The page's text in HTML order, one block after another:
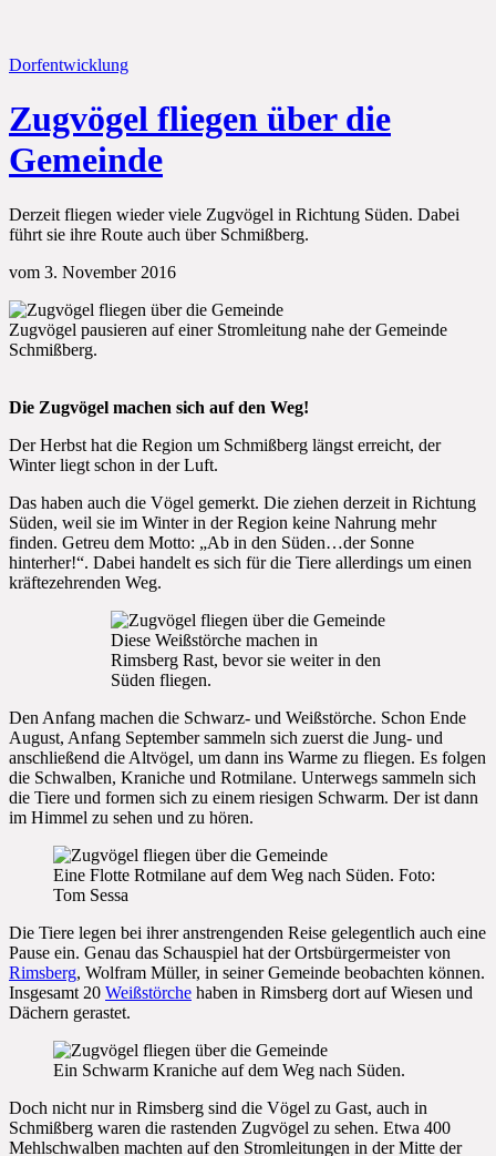
Dorfentwicklung
Zugvögel fliegen über die
Gemeinde
Derzeit fliegen wieder viele Zugvögel in Richtung Süden. Dabei
führt sie ihre Route auch über Schmißberg.
vom 3. November 2016
Zugvögel pausieren auf einer Stromleitung nahe der Gemeinde
Schmißberg.
Die Zugvögel machen sich auf den Weg!
Der Herbst hat die Region um Schmißberg längst erreicht, der
Winter liegt schon in der Luft.
Das haben auch die Vögel gemerkt. Die ziehen derzeit in Richtung
Süden, weil sie im Winter in der Region keine Nahrung mehr
finden. Getreu dem Motto: „Ab in den Süden…der Sonne
hinterher!“. Dabei handelt es sich für die Tiere allerdings um einen
kräftezehrenden Weg.
Diese Weißstörche machen in
Rimsberg Rast, bevor sie weiter in den
Süden fliegen.
Den Anfang machen die Schwarz- und Weißstörche. Schon Ende
August, Anfang September sammeln sich zuerst die Jung- und
anschließend die Altvögel, um dann ins Warme zu fliegen. Es folgen
die Schwalben, Kraniche und Rotmilane. Unterwegs sammeln sich
die Tiere und formen sich zu einem riesigen Schwarm. Der ist dann
im Himmel zu sehen und zu hören.
Eine Flotte Rotmilane auf dem Weg nach Süden. Foto:
Tom Sessa
Die Tiere legen bei ihrer anstrengenden Reise gelegentlich auch eine
Pause ein. Genau das Schauspiel hat der Ortsbürgermeister von
Rimsberg, Wolfram Müller, in seiner Gemeinde beobachten können.
Insgesamt 20 Weißstörche haben in Rimsberg dort auf Wiesen und
Dächern gerastet.
Ein Schwarm Kraniche auf dem Weg nach Süden.
Doch nicht nur in Rimsberg sind die Vögel zu Gast, auch in
Schmißberg waren die rastenden Zugvögel zu sehen. Etwa 400
Mehlschwalben machten auf den Stromleitungen in der Mitte der